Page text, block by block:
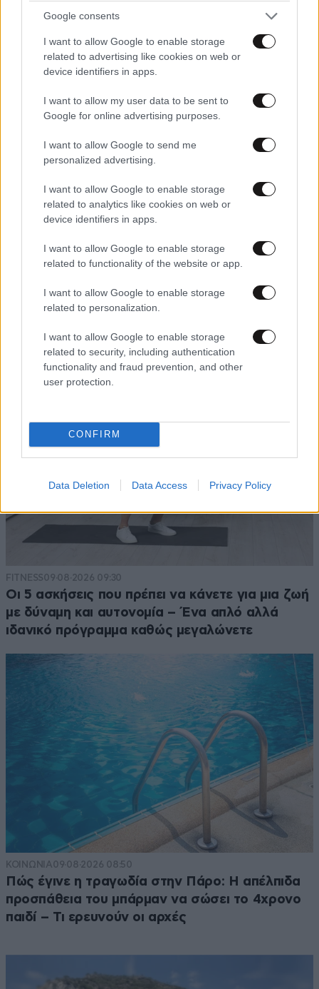
Google consents
I want to allow Google to enable storage
related to advertising like cookies on web or
device identifiers in apps.
I want to allow my user data to be sent to
Google for online advertising purposes.
I want to allow Google to send me
personalized advertising.
I want to allow Google to enable storage
related to analytics like cookies on web or
device identifiers in apps.
I want to allow Google to enable storage
related to functionality of the website or app.
I want to allow Google to enable storage
related to personalization.
I want to allow Google to enable storage
related to security, including authentication
functionality and fraud prevention, and other
user protection.
CONFIRM
Data Deletion Data Access Privacy Policy
Η αυτοκρατορία του «Έντικ» και ο «μεγάλος»
που φέρεται να βρίσκεται πίσω του – Τι ορίζει ο
FITNESS09·08·2026 09:30
Οι 5 ασκήσεις που πρέπει να κάνετε για μια ζωή
με δύναμη και αυτονομία – Ένα απλό αλλά
ιδανικό πρόγραμμα καθώς μεγαλώνετε
ΚΟΙΝΩΝΙΑ09·08·2026 08:50
Πώς έγινε η τραγωδία στην Πάρο: Η απέλπιδα
προσπάθεια του μπάρμαν να σώσει το 4χρονο
παιδί – Τι ερευνούν οι αρχές